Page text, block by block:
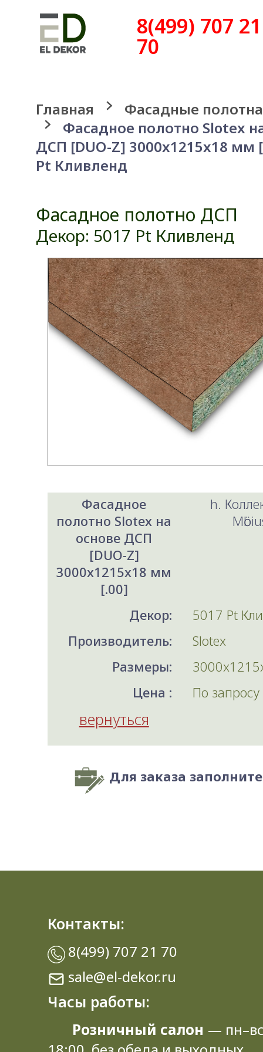
8(499) 707 21
70
Главная
Фасадные
Фасадное полотно Slotex
ДСП [DUO-Z] 3000x1215x18 мм
Pt Кливленд
Фасадное полотно ДСП
Декор: 5017 Pt Кливленд
Фасадное
полотно Slotex на
основе ДСП
[DUO-Z]
3000x1215x18 мм
[.00]
h.
Декор:
5017 Pt
Производитель:
Slotex
Размеры:
Цена :
По запросу
вернуться
Для заказа
Контакты:
8(499) 707 21 70
sale@el-dekor.ru
Часы работы:
Розничный салон —